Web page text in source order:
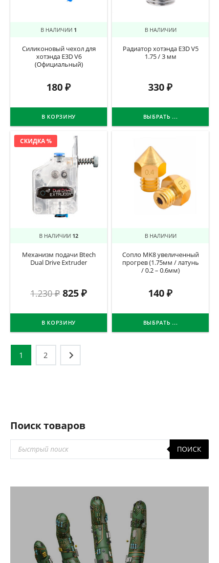
В НАЛИЧИИ 1
Силиконовый чехол для
хотэнда E3D V6
(Официальный)
180₽
В КОРЗИНУ
В НАЛИЧИИ
Радиатор хотэнда E3D V5
1.75 / 3 мм
330₽
ВЫБРАТЬ ...
СКИДКА %
В НАЛИЧИИ 12
Механизм подачи Btech
Dual Drive Extruder
1.230₽ 825₽
В КОРЗИНУ
В НАЛИЧИИ
Сопло MK8 увеличенный
прогрев (1.75мм / латунь
/ 0.2 – 0.6мм)
140₽
ВЫБРАТЬ ...
Навигация
по
1 2
Поиск товаров
Поиск
товаров
ПОИСК